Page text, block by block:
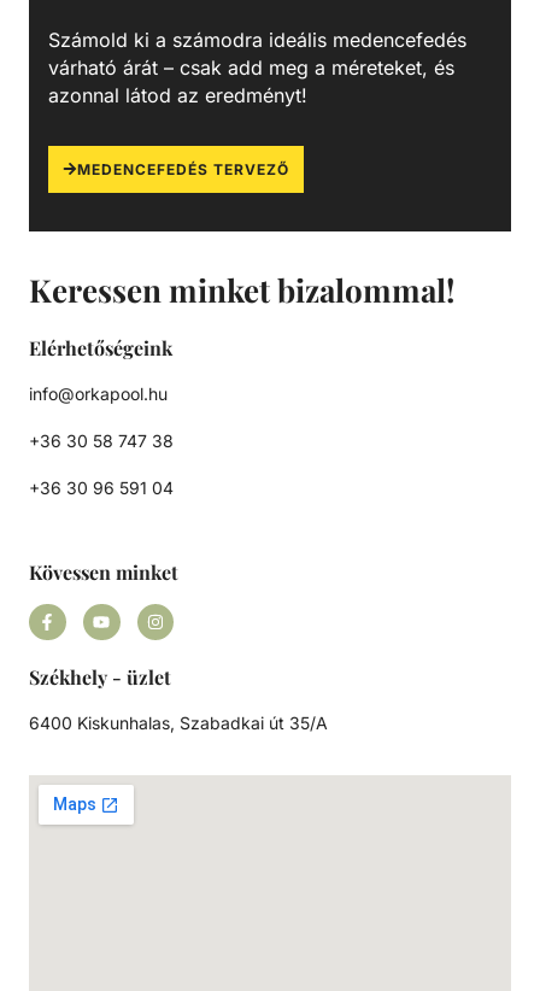
Keressen minket bizalommal!
Elérhetőségeink
info@orkapool.hu
+36 30 58 747 38
+36 30 96 591 04
Kövessen minket
Székhely - üzlet
6400 Kiskunhalas, Szabadkai út 35/A
Számold ki a számodra ideális medencefedés
várható árát – csak add meg a méreteket, és
azonnal látod az eredményt!
MEDENCEFEDÉS TERVEZŐ